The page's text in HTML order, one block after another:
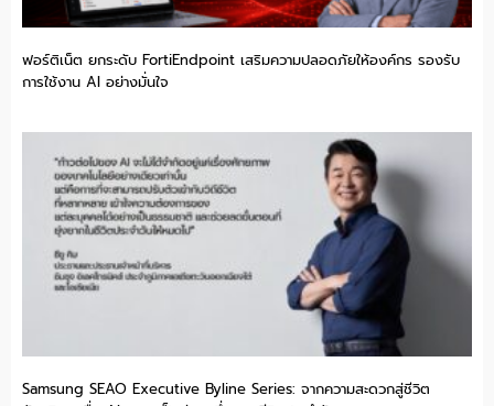
ฟอร์ติเน็ต ยกระดับ FortiEndpoint เสริมความปลอดภัยให้องค์กร รองรับ
การใช้งาน AI อย่างมั่นใจ
Samsung SEAO Executive Byline Series: จากความสะดวกสู่ชีวิต